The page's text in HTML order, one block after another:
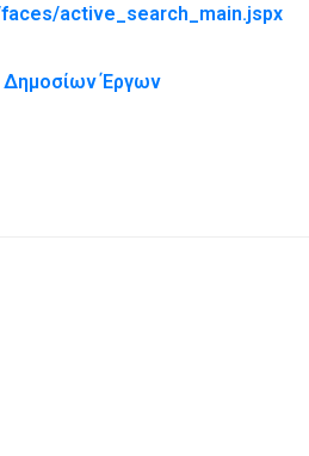
active_search_main.jspx
Δημοσίων Έργων